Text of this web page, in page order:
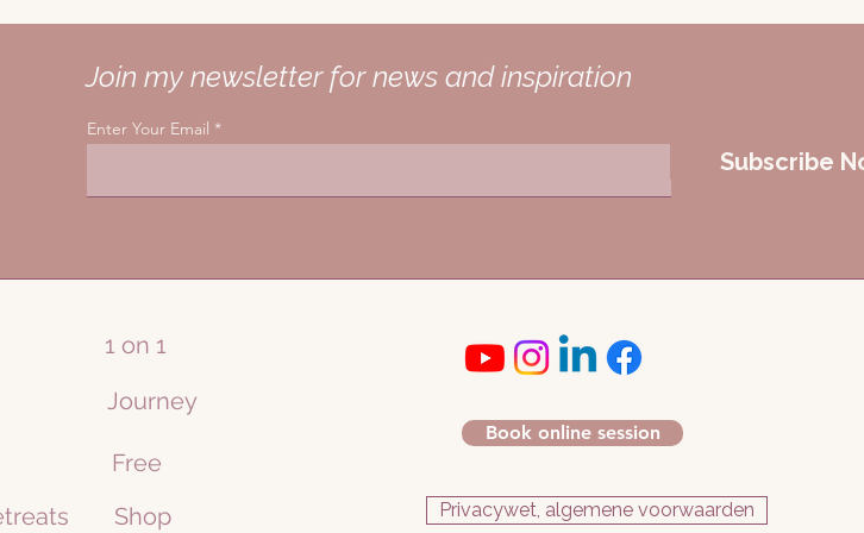
in de kracht te zitten, het elektromagnetisch veld
‘thuis’. Als laatste sessie hebben we een groep QHHt
naar vorige levens of rechtstreeks verbinding maakt met je
en zien. Mijn missie is om zoveel mogelijk mensen te
te zijn in het liefdesbewustzijn om zo weer anderen te doen
in hun meesterschap staan, hoe authentieker de taal van
zijn en hoe jouw ziel met jou communiceert.
Join my newsletter for news and inspiration
Enter Your Email
Subscribe
1 on 1
Journey
Free
Shop
Book online session
Privacywet, algemene voorwaarden